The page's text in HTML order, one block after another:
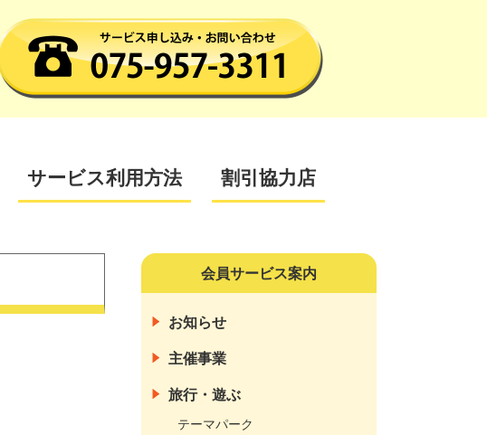
サービス利用方法 割引協力店
会員サービス案内
お知らせ
主催事業
旅行・遊ぶ
テーマパーク